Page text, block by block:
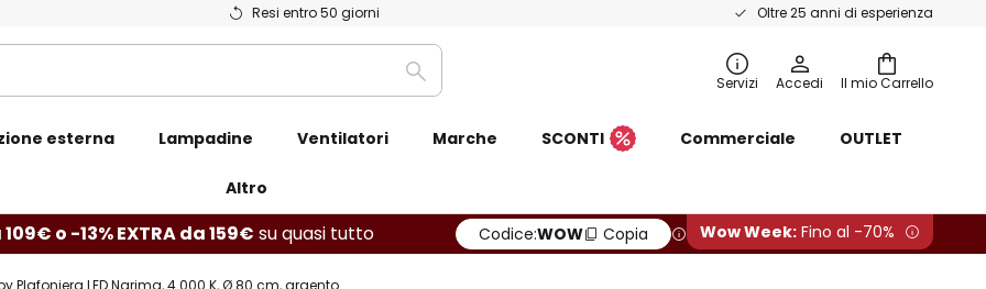
Resi entro 50 giorni Oltre 25 anni di esperienza
Il mio Carrello
Ricerca Servizi Accedi
esterna Lampadine Ventilatori Marche SCONTI Commerciale OUTLET
Altro
109€ o -13% EXTRA da 159€ su quasi tutto Codice:WOW Copia Wow Week: Fino al -70%
Plafoniera LED Narima, 4.000 K, Ø 80 cm, argento